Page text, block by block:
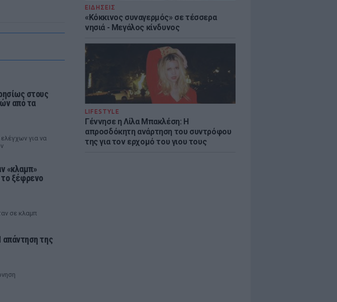
ΕΙΔΗΣΕΙΣ
«Κόκκινος συναγερμός» σε τέσσερα
νησιά - Μεγάλος κίνδυνος
LIFESTYLE
Γέννησε η Λίλα Μπακλέση: Η
απροσδόκητη ανάρτηση του συντρόφου
της για τον ερχομό του γιου τους
στους
από τα
για να
«κλαμπ»
το ξέφρενο
σε κλαμπ
απάντηση της